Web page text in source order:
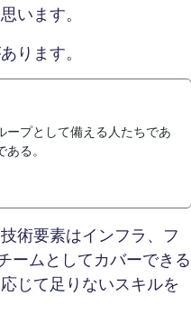
います。
ります。
ープとして備える人たちであ
る。
術要素はインフラ、フ
ームとしてカバーできる
じて足りないスキルを